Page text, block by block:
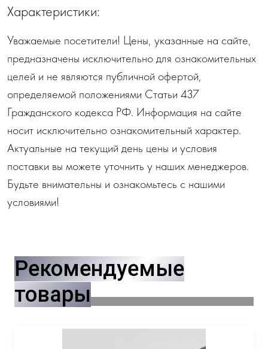
Характеристики:
Уважаемые посетители! Цены, указанные на сайте,
предназначены исключительно для ознакомительных
целей и не являются публичной офертой,
определяемой положениями Статьи 437
Гражданского кодекса РФ. Информация на сайте
носит исключительно ознакомительный характер.
Актуальные на текущий день цены и условия
поставки вы можете уточнить у наших менеджеров.
Будьте внимательны и ознакомьтесь с нашими
условиями!
Рекомендуемые
товары